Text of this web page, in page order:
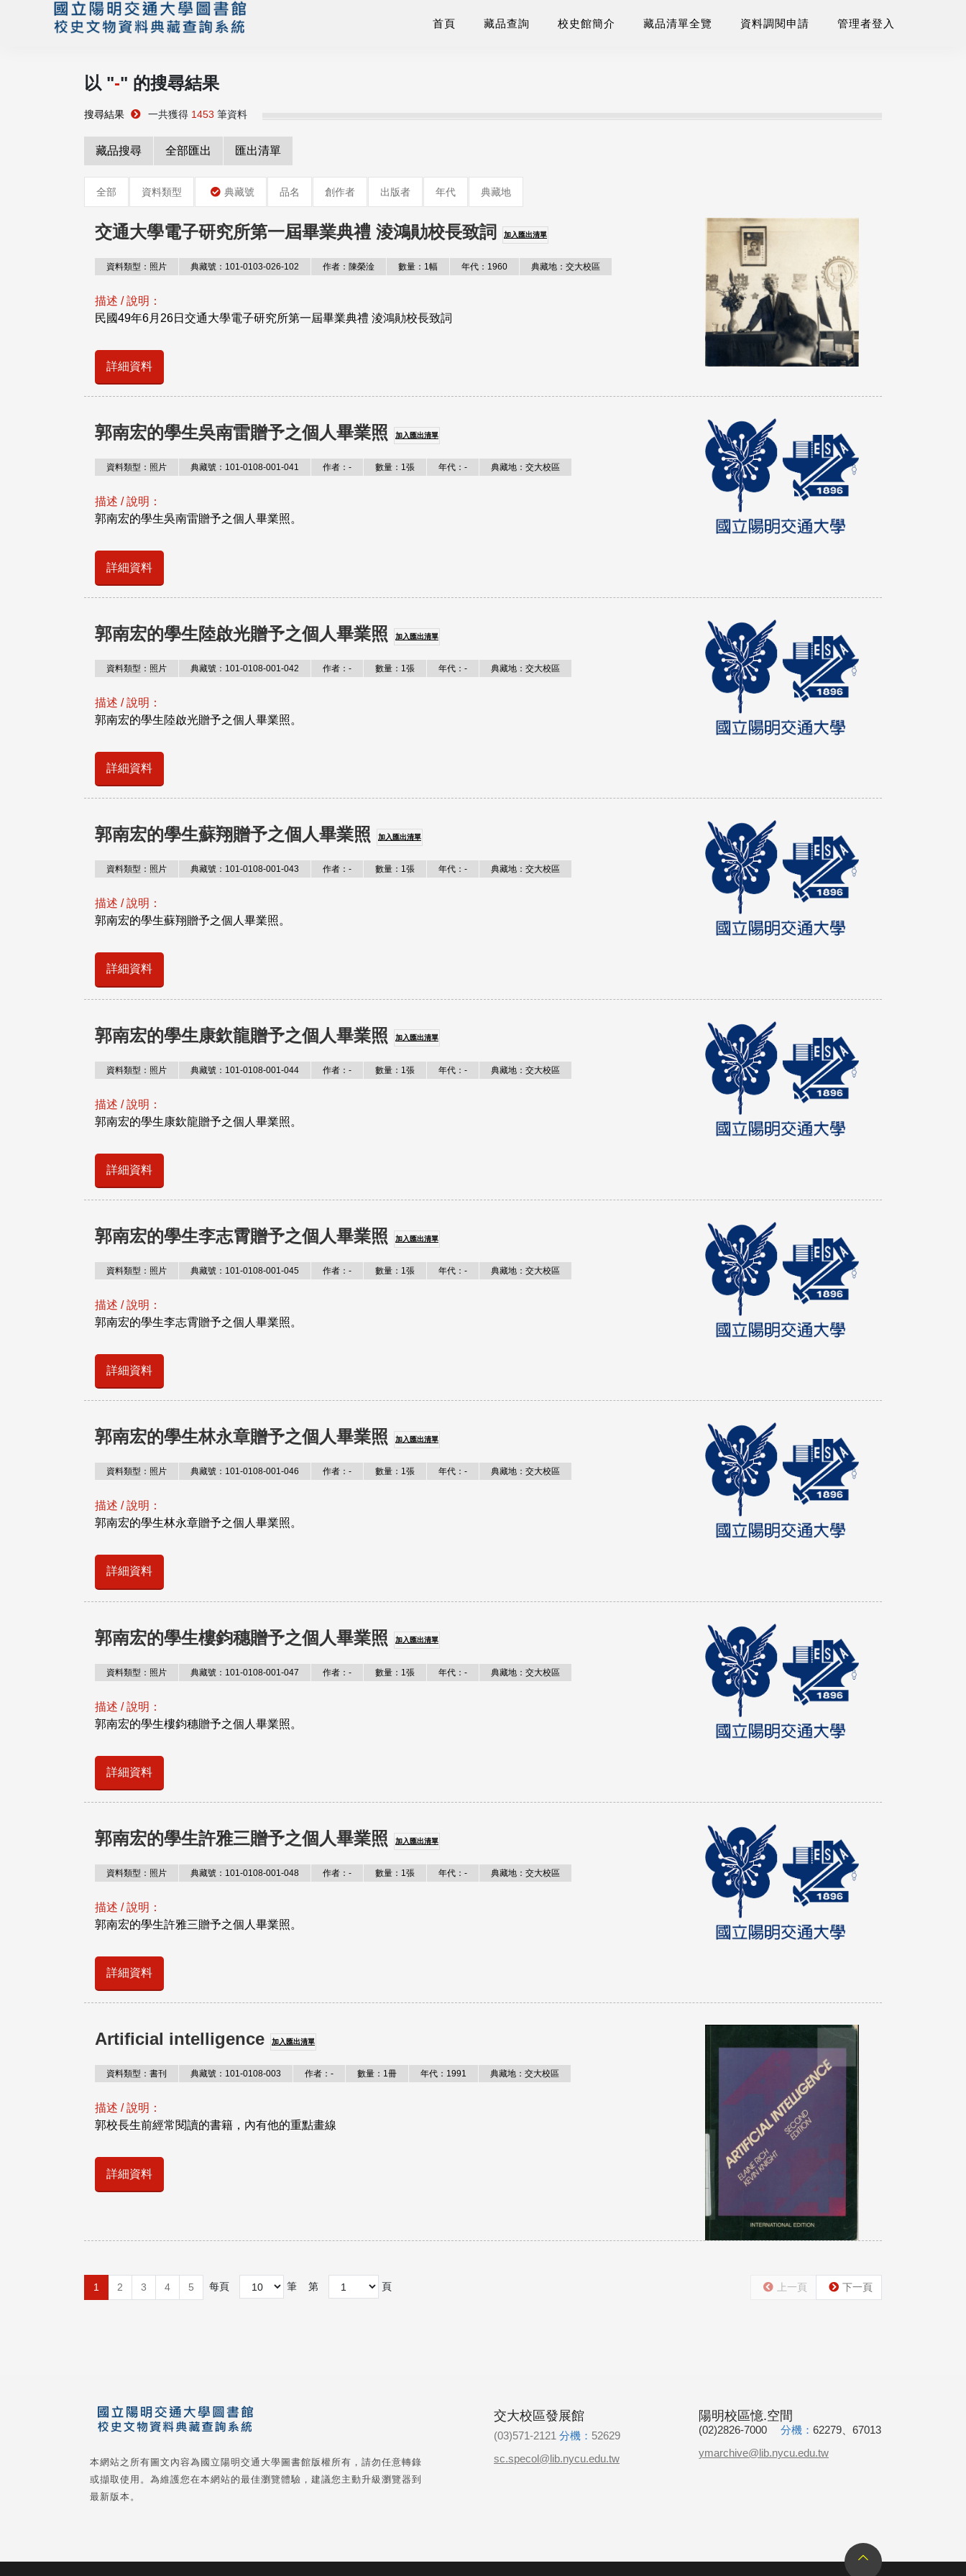
首頁 藏品查詢 校史館簡介 藏品清單全覽 資料調閱申請 管理者登入
以 "-" 的搜尋結果
搜尋結果 一共獲得 1453 筆資料
藏品搜尋 全部匯出 匯出清單
全部 資料類型 典藏號 品名 創作者 出版者 年代 典藏地
交通大學電子研究所第一屆畢業典禮 淩鴻勛校長致詞 加入匯出清單
資料類型：照片 典藏號：101-0103-026-102 作者：陳榮淦 數量：1幅 年代：1960 典藏地：交大校區
描述 / 說明：
民國49年6月26日交通大學電子研究所第一屆畢業典禮 淩鴻勛校長致詞
詳細資料
郭南宏的學生吳南雷贈予之個人畢業照 加入匯出清單
資料類型：照片 典藏號：101-0108-001-041 作者：- 數量：1張 年代：- 典藏地：交大校區
描述 / 說明：
郭南宏的學生吳南雷贈予之個人畢業照。
詳細資料
郭南宏的學生陸啟光贈予之個人畢業照 加入匯出清單
資料類型：照片 典藏號：101-0108-001-042 作者：- 數量：1張 年代：- 典藏地：交大校區
描述 / 說明：
郭南宏的學生陸啟光贈予之個人畢業照。
詳細資料
郭南宏的學生蘇翔贈予之個人畢業照 加入匯出清單
資料類型：照片 典藏號：101-0108-001-043 作者：- 數量：1張 年代：- 典藏地：交大校區
描述 / 說明：
郭南宏的學生蘇翔贈予之個人畢業照。
詳細資料
郭南宏的學生康欽龍贈予之個人畢業照 加入匯出清單
資料類型：照片 典藏號：101-0108-001-044 作者：- 數量：1張 年代：- 典藏地：交大校區
描述 / 說明：
郭南宏的學生康欽龍贈予之個人畢業照。
詳細資料
郭南宏的學生李志霄贈予之個人畢業照 加入匯出清單
資料類型：照片 典藏號：101-0108-001-045 作者：- 數量：1張 年代：- 典藏地：交大校區
描述 / 說明：
郭南宏的學生李志霄贈予之個人畢業照。
詳細資料
郭南宏的學生林永章贈予之個人畢業照 加入匯出清單
資料類型：照片 典藏號：101-0108-001-046 作者：- 數量：1張 年代：- 典藏地：交大校區
描述 / 說明：
郭南宏的學生林永章贈予之個人畢業照。
詳細資料
郭南宏的學生樓鈞穗贈予之個人畢業照 加入匯出清單
資料類型：照片 典藏號：101-0108-001-047 作者：- 數量：1張 年代：- 典藏地：交大校區
描述 / 說明：
郭南宏的學生樓鈞穗贈予之個人畢業照。
詳細資料
郭南宏的學生許雅三贈予之個人畢業照 加入匯出清單
資料類型：照片 典藏號：101-0108-001-048 作者：- 數量：1張 年代：- 典藏地：交大校區
描述 / 說明：
郭南宏的學生許雅三贈予之個人畢業照。
詳細資料
Artificial intelligence 加入匯出清單
資料類型：書刊 典藏號：101-0108-003 作者：- 數量：1冊 年代：1991 典藏地：交大校區
描述 / 說明：
郭校長生前經常閱讀的書籍，內有他的重點畫線
詳細資料
1 2 3 4 5 每頁 筆 第 頁 上一頁 下一頁
本網站之所有圖文內容為國立陽明交通大學圖書館版權所有，請勿任意轉錄
或擷取使用。為維護您在本網站的最佳瀏覽體驗，建議您主動升級瀏覽器到
最新版本。
交大校區發展館
(03)571-2121 分機： 52629
sc.specol@lib.nycu.edu.tw
陽明校區憶.空間
(02)2826-7000 分機： 62279、67013
ymarchive@lib.nycu.edu.tw